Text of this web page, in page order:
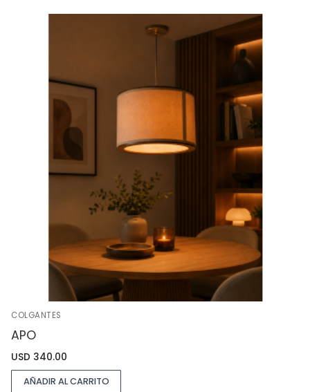
COLGANTES
APO
USD 340.00
AÑADIR AL CARRITO